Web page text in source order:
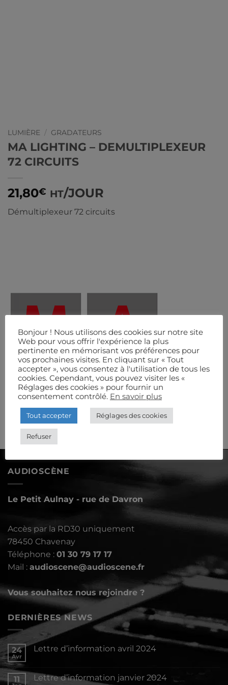
LUMIÈRE / GRADATEURS
MA LIGHTING – DEMULTIPLEXEUR
72 CIRCUITS
21,80€ HT/JOUR
Démultiplexeur 72 circuits
AUDIOSCÈNE
Le Petit Aulnay - rue de Davron
Accès par la RD30 uniquement
78450 Chavenay
Téléphone : 01 30 79 17 17
Mail : audioscene@audioscene.fr
Vous souhaitez nous rejoindre ?
DERNIÈRES NEWS
24
Avr
Lettre d’information avril 2024
sur
Lettre
11 Lettre d’information janvier 2024
Bonjour ! Nous utilisons des cookies sur notre site
Web pour vous offrir l'expérience la plus
pertinente en mémorisant vos préférences pour
vos prochaines visites. En cliquant sur « Tout
accepter », vous consentez à l'utilisation de tous les
cookies. Cependant, vous pouvez visiter les «
Réglages des cookies » pour fournir un
consentement contrôlé. En savoir plus
Tout accepter Réglages des cookies
Refuser